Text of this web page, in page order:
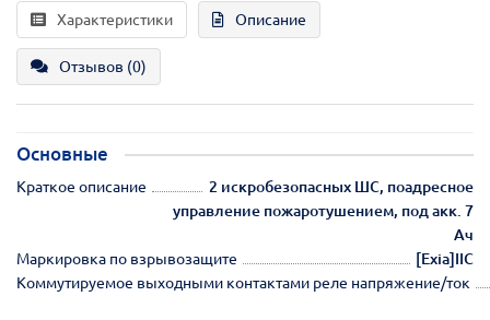
Характеристики Описание
Отзывов (0)
Основные
Краткое описание
2 искробезопасных ШС, поадресное
управление пожаротушением, под акк. 7
Ач
Маркировка по взрывозащите
[Exia]IIC
Коммутируемое выходными контактами реле напряжение/ток